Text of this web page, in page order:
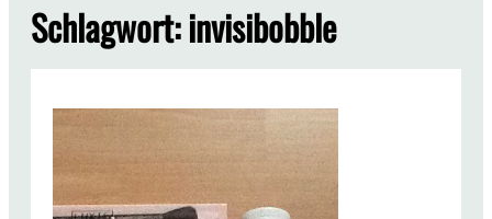
Schlagwort:invisibobble